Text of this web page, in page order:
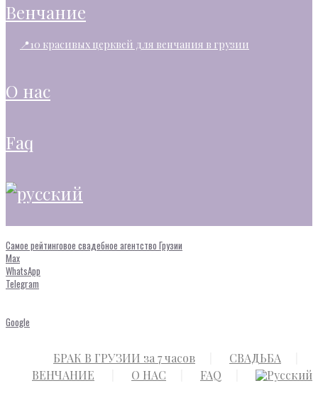
венчание
📍10 красивых церквей для венчания в грузии
о нас
faq
Самое рейтинговое свадебное агентство Грузии
Max
WhatsApp
Telegram
Google
БРАК В ГРУЗИИ за 7 часов
СВАДЬБА
ВЕНЧАНИЕ
О НАС FAQ